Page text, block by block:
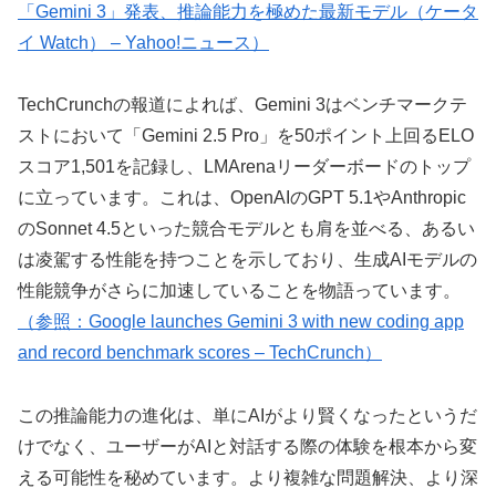
「Gemini 3」発表、推論能力を極めた最新モデル（ケータ
イ Watch） – Yahoo!ニュース）
TechCrunchの報道によれば、Gemini 3はベンチマークテ
ストにおいて「Gemini 2.5 Pro」を50ポイント上回るELO
スコア1,501を記録し、LMArenaリーダーボードのトップ
に立っています。これは、OpenAIのGPT 5.1やAnthropic
のSonnet 4.5といった競合モデルとも肩を並べる、あるい
は凌駕する性能を持つことを示しており、生成AIモデルの
性能競争がさらに加速していることを物語っています。
（参照：Google launches Gemini 3 with new coding app
and record benchmark scores – TechCrunch）
この推論能力の進化は、単にAIがより賢くなったというだ
けでなく、ユーザーがAIと対話する際の体験を根本から変
える可能性を秘めています。より複雑な問題解決、より深